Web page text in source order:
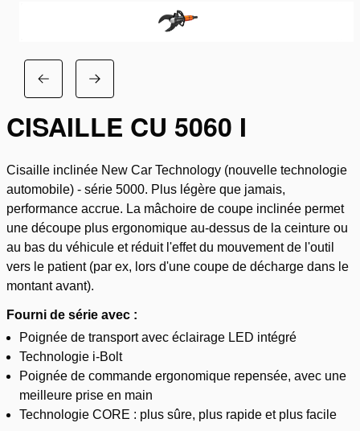
CISAILLE CU 5060 I
Cisaille inclinée New Car Technology (nouvelle technologie
automobile) - série 5000. Plus légère que jamais,
performance accrue. La mâchoire de coupe inclinée permet
une découpe plus ergonomique au-dessus de la ceinture ou
au bas du véhicule et réduit l'effet du mouvement de l'outil
vers le patient (par ex, lors d'une coupe de décharge dans le
montant avant).
Fourni de série avec :
Poignée de transport avec éclairage LED intégré
Technologie i-Bolt
Poignée de commande ergonomique repensée, avec une
meilleure prise en main
Technologie CORE : plus sûre, plus rapide et plus facile